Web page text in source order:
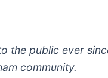
the public ever
community.